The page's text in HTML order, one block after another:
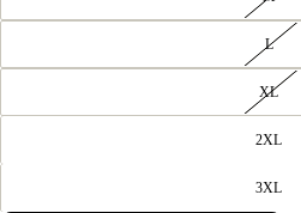
L
XL
2XL
3XL